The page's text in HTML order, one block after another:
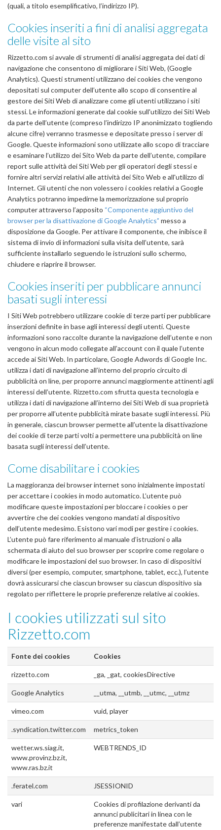
(quali, a titolo esemplificativo, l’indirizzo IP).
Cookies inseriti a fini di analisi aggregata
delle visite al sito
Rizzetto.com si avvale di strumenti di analisi aggregata dei dati di
navigazione che consentono di migliorare i Siti Web, (Google
Analytics). Questi strumenti utilizzano dei cookies che vengono
depositati sul computer dell’utente allo scopo di consentire al
gestore dei Siti Web di analizzare come gli utenti utilizzano i siti
stessi. Le informazioni generate dal cookie sull'utilizzo dei Siti Web
da parte dell’utente (compreso l’indirizzo IP anonimizzato togliendo
alcune cifre) verranno trasmesse e depositate presso i server di
Google. Queste informazioni sono utilizzate allo scopo di tracciare
e esaminare l’utilizzo dei Sito Web da parte dell’utente, compilare
report sulle attività dei Siti Web per gli operatori degli stessi e
fornire altri servizi relativi alle attività dei Sito Web e all'utilizzo di
Internet. Gli utenti che non volessero i cookies relativi a Google
Analytics potranno impedirne la memorizzazione sul proprio
computer attraverso l’apposito “Componente aggiuntivo del
browser per la disattivazione di Google Analytics” messo a
disposizione da Google. Per attivare il componente, che inibisce il
sistema di invio di informazioni sulla visita dell’utente, sarà
sufficiente installarlo seguendo le istruzioni sullo schermo,
chiudere e riaprire il browser.
Cookies inseriti per pubblicare annunci
basati sugli interessi
I Siti Web potrebbero utilizzare cookie di terze parti per pubblicare
inserzioni definite in base agli interessi degli utenti. Queste
informazioni sono raccolte durante la navigazione dell’utente e non
vengono in alcun modo collegate all’account con il quale l’utente
accede ai Siti Web. In particolare, Google Adwords di Google Inc.
utilizza i dati di navigazione all’interno del proprio circuito di
pubblicità on line, per proporre annunci maggiormente attinenti agli
interessi dell’utente. Rizzetto.com sfrutta questa tecnologia e
utilizza i dati di navigazione all’interno dei Siti Web di sua proprietà
per proporre all’utente pubblicità mirate basate sugli interessi. Più
in generale, ciascun browser permette all’utente la disattivazione
dei cookie di terze parti volti a permettere una pubblicità on line
basata sugli interessi dell’utente.
Come disabilitare i cookies
La maggioranza dei browser internet sono inizialmente impostati
per accettare i cookies in modo automatico. L’utente può
modificare queste impostazioni per bloccare i cookies o per
avvertire che dei cookies vengono mandati al dispositivo
dell’utente medesimo. Esistono vari modi per gestire i cookies.
L’utente può fare riferimento al manuale d’istruzioni o alla
schermata di aiuto del suo browser per scoprire come regolare o
modificare le impostazioni del suo browser. In caso di dispositivi
diversi (per esempio, computer, smartphone, tablet, ecc.), l’utente
dovrà assicurarsi che ciascun browser su ciascun dispositivo sia
regolato per riflettere le proprie preferenze relative ai cookies.
I cookies utilizzati sul sito
Rizzetto.com
Fonte dei cookies Cookies
rizzetto.com _ga, _gat, cookiesDirective
Google Analytics __utma, __utmb, __utmc, __utmz
vimeo.com vuid, player
.syndication.twitter.com metrics_token
wetter.ws.siag.it,
www.provinz.bz.it,
www.ras.bz.it
WEBTRENDS_ID
.feratel.com JSESSIONID
vari
Cookies di profilazione derivanti da
annunci publicitari in linea con le
preferenze manifestate dall’utente